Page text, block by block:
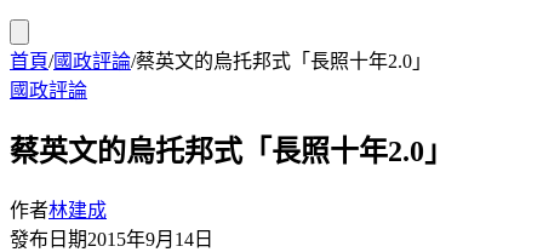
首頁/國政評論/蔡英文的烏托邦式「長照十年2.0」
國政評論
蔡英文的烏托邦式「長照十年2.0」
作者林建成
發布日期2015年9月14日